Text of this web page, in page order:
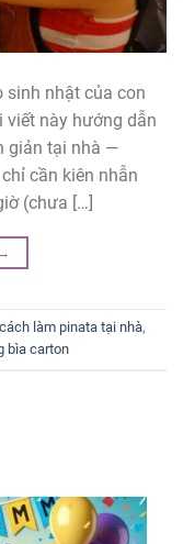
nhật của con
viết này hướng dẫn
giản tại nhà —
cần kiên nhẫn
(chưa […]
→
cách làm pinata tại nhà,
bìa carton